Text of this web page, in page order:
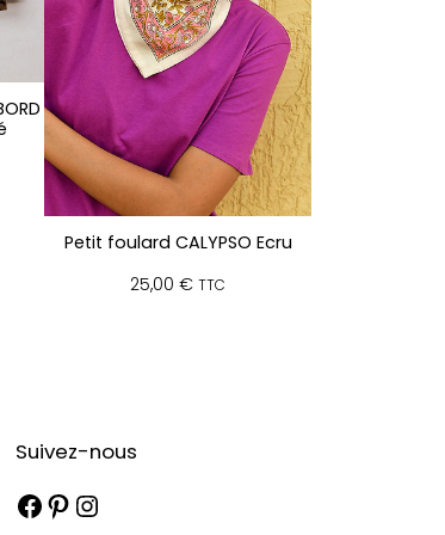
Petit foulard CALYPSO Ecru
25,00 € TTC
Suivez-nous
Facebook Pinterest Instagram